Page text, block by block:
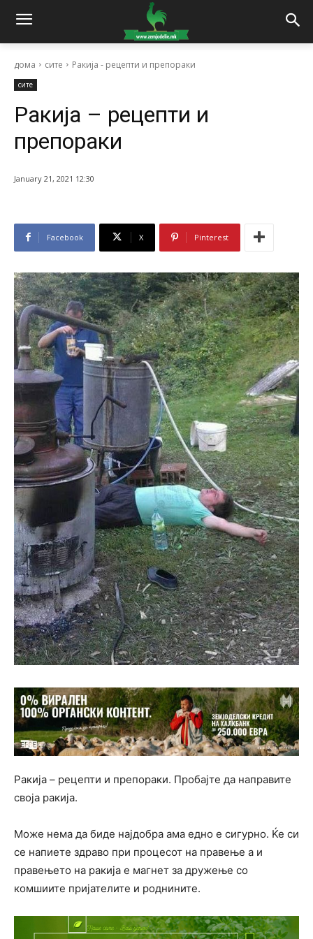
дома сите Ракија - рецепти и препораки
сите
Ракија – рецепти и
препораки
January 21, 2021 12:30
Facebook X Pinterest
Ракија – рецепти и препораки. Пробајте да направите
своја ракија.
Може нема да биде најдобра ама едно е сигурно. Ќе си
се напиете здраво при процесот на правење а и
правењето на ракија е магнет за дружење со
комшиите пријателите и роднините.